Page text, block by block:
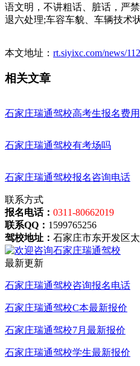
语文明，不讲粗话、脏话，严
退六处理;车容车貌、车辆技术
本文地址： rt.siyixc.com/news/
相关文章
石家庄瑞通驾校高考生报名费用
石家庄瑞通驾校有考场吗
石家庄瑞通驾校报名咨询电话
联系方式
报名电话： 0311-80662019
联系QQ： 1599765256
驾校地址： 石家庄市东开发区
最新更新
石家庄瑞通驾校咨询报名电话
石家庄瑞通驾校C本最新报价
石家庄瑞通驾校7月最新报价
石家庄瑞通驾校学生最新报价